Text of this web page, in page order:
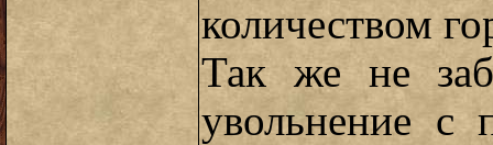
количеством
Так же не
увольнение с